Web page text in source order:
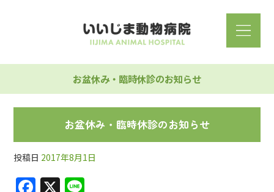
お盆休み・臨時休診のお知らせ
お盆休み・臨時休診のお知らせ
投稿日 2017年8月1日